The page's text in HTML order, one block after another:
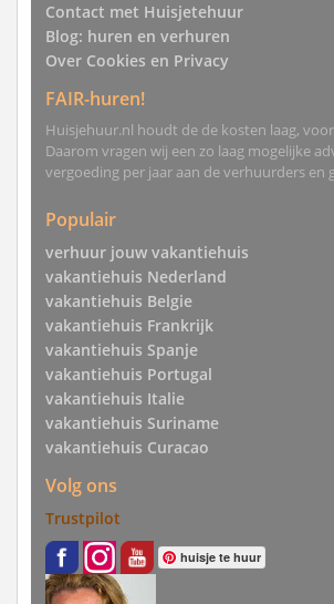
Contact met Huisjetehuur
Blog: huren en verhuren
Over Cookies en Privacy
FAIR-huren!
Huisjehuur.nl houdt de de kosten laag,
Daarom vragen wij een zo laag mogelijke
vergoeding per jaar aan de verhuurders en
Populair
verhuur jouw vakantiehuis
vakantiehuis Nederland
vakantiehuis Belgie
vakantiehuis Frankrijk
vakantiehuis Spanje
vakantiehuis Portugal
vakantiehuis Italie
vakantiehuis Suriname
vakantiehuis Curacao
Volg ons
Trustpilot
huisje te huur